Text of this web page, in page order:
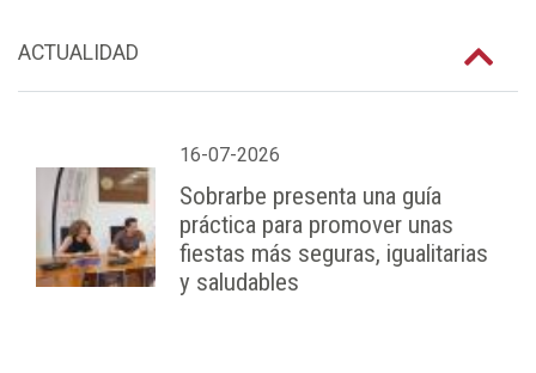
ACTUALIDAD
16-07-2026
Sobrarbe presenta una guía
práctica para promover unas
fiestas más seguras, igualitarias
y saludables